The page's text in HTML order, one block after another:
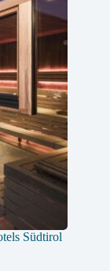
Südtirol